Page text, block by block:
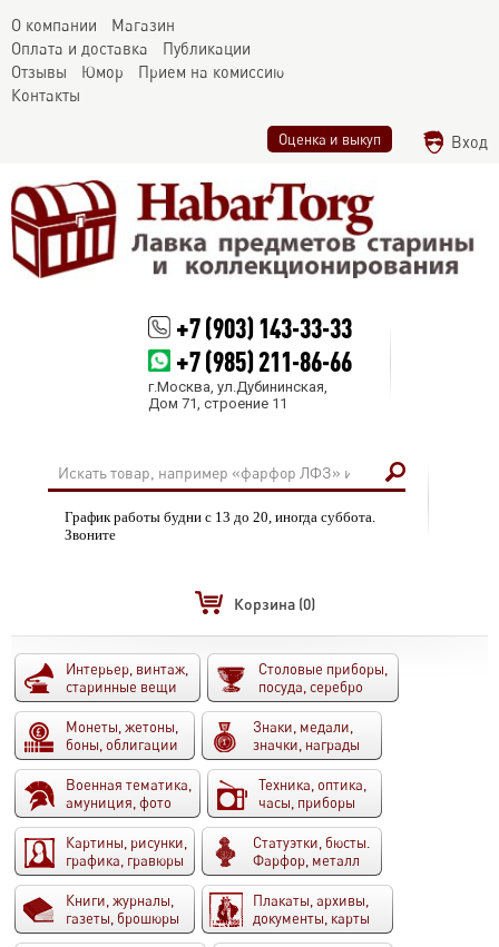
О компании
Магазин
Оплата и доставка
Публикации
Отзывы
Юмор
Прием на комиссию
Контакты
Оценка и выкуп Вход
+7 (903) 143-33-33
+7 (985) 211-86-66
г.Москва, ул.Дубининская,
Дом 71, строение 11
График работы будни с 13 до 20, иногда суббота.
Звоните
Корзина (0)
Интерьер, винтаж,
старинные вещи
Столовые приборы,
посуда, серебро
Монеты, жетоны,
боны, облигации
Знаки, медали,
значки, награды
Военная тематика,
амуниция, фото
Техника, оптика,
часы, приборы
Картины, рисунки,
графика, гравюры
Статуэтки, бюсты.
Фарфор, металл
Книги, журналы,
газеты, брошюры
Плакаты, архивы,
документы, карты